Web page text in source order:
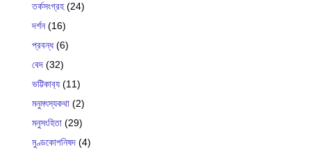
তর্কসংগ্রহ(24)
দর্শন(16)
প্রবন্ধ(6)
বেদ (32)
ভট্টিকাব‍্য (11)
মনুমৎস্যকথা (2)
মনুসংহিতা (29)
মুণ্ডকোপনিষদ (4)